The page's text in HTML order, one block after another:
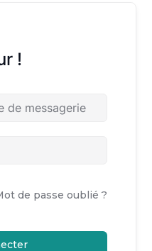
!
de passe oublié ?